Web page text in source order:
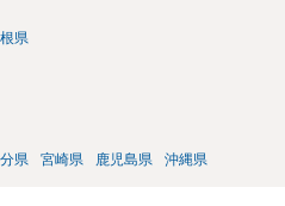
）。 【参考】借地借家法 第２２条
０年以上として借地権を設定する
続によるものを含む。次条第１項
よる存続期間の延長がなく、並び
求をしないこととする旨を定める
、その特約は、公正証書による等
県
県 宮崎県 鹿児島県 沖縄県